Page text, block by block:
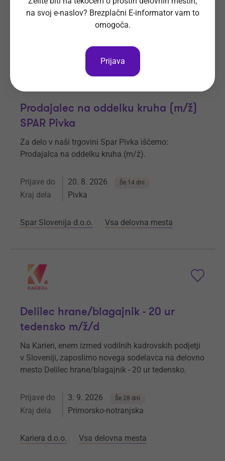
Kraj dela
Ljubljana
Prodajalec na oddelku kruha (m/ž)
SPAR Pivka
Za delo v naši trgovini Spar Pivka iščemo:
Prodajalca na oddelku kruha (m/ž).
Prijave do 20. 8. 2026 Še 14 dni
Kraj dela Pivka
Spar Slovenija d.o.o. Vsa delovna mesta
Delilec hrane/blagajnik - 20 ur
tedensko m/ž/d
Na Karieri, enem izmed vodilnih kadrovskih podjetji
v Sloveniji, zaposlimo novega sodelavca na delovno
mesto Delilec hrane/blagajnik - 20 ur tedensko.
Prijave do 3. 9. 2026 Še 28 dni
Kraj dela Primorsko-notranjska
Kariera d.o.o. Vsa delovna mesta
na svoj e-naslov? Brezplačni E-informator vam to
omogoča.
Prijava